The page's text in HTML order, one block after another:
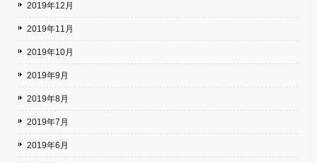
2019年12月
2019年11月
2019年10月
2019年9月
2019年8月
2019年7月
2019年6月